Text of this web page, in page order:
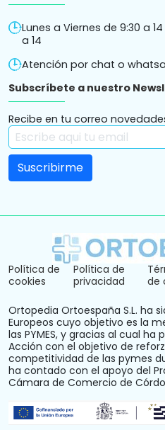
Lunes a Viernes de 9:30 a
a 14
Atención por chat o
Subscríbete a nuestro
Recibe en tu correo
Política de
cookies
Política de
privacidad
de
Ortopedia Ortoespaña S.L. ha
Europeos cuyo objetivo es la
las PYMES, y gracias al cual
Acción con el objetivo de
competitividad de las pymes
ha contado con el apoyo del
Cámara de Comercio de